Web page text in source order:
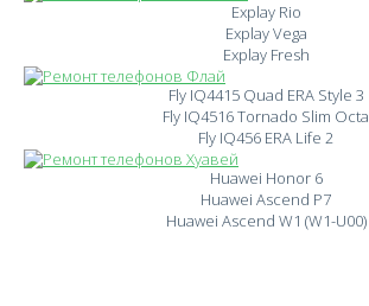
Explay Rio
Explay Vega
Explay Fresh
Fly IQ4415 Quad ERA Style 3
Fly IQ4516 Tornado Slim Octa
Fly IQ456 ERA Life 2
Huawei Honor 6
Huawei Ascend P7
Huawei Ascend W1 (W1-U00)